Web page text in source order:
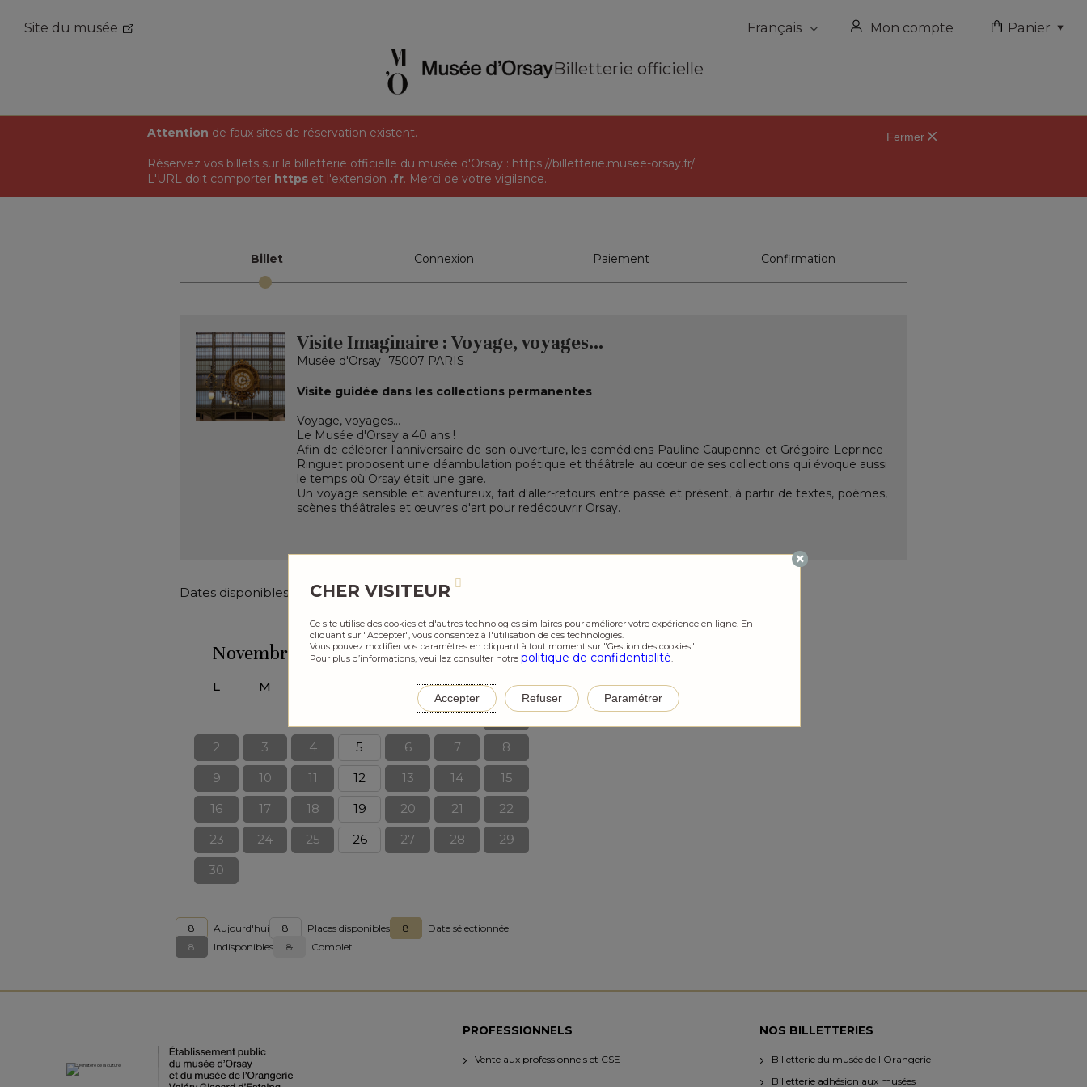
Site du musée Panier
Mon compte
Français
English
Attention de faux sites de réservation existent.
Réservez vos billets sur la billetterie officielle du musée d'Orsay : https://billetterie.musee-orsay.fr/
L'URL doit comporter https et l'extension .fr. Merci de votre vigilance.
Fermer
Billetterie officielle
Billet Connexion Paiement Confirmation
Visite Imaginaire : Voyage, voyages…
Musée d'Orsay 75007 PARIS
Visite guidée dans les collections permanentes
Voyage, voyages…
Le Musée d'Orsay a 40 ans !
Afin de célébrer l'anniversaire de son ouverture, les comédiens Pauline Caupenne et Grégoire Leprince-
Ringuet proposent une déambulation poétique et théâtrale au cœur de ses collections qui évoque aussi
le temps où Orsay était une gare.
Un voyage sensible et aventureux, fait d'aller-retours entre passé et présent, à partir de textes, poèmes,
scènes théâtrales et œuvres d'art pour redécouvrir Orsay.
Dates disponibles : sélectionnez un créneau
Novembre 2026 < >
L M S
D
2
3 4 5 6 7
8
9
10 11 12 13 14
15
16
17 18 19 20 21
22
23
24 25 26 27 28
29
30
8 Aujourd'hui 8 Places disponibles 8
Date sélectionnée
8
Indisponibles 8 Complet
PROFESSIONNELS
Vente aux professionnels et CSE
NOS BILLETTERIES
Billetterie du musée de l'Orangerie
Billetterie adhésion aux musées
CHER VISITEUR
Ce site utilise des cookies et d'autres technologies similaires pour améliorer votre expérience en ligne. En
cliquant sur "Accepter", vous consentez à l'utilisation de ces technologies.
Vous pouvez modifier vos paramètres en cliquant à tout moment sur "Gestion des cookies"
Pour plus d’informations, veuillez consulter notre politique de confidentialité
Accepter Refuser Paramétrer